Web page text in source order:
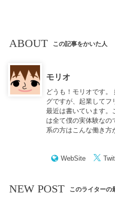
ABOUT この記事をかいた人
モリオ
どうも！モリオです。
グですが、起業してフ
最近は書いています。
は全て僕の実体験な
系の方はこんな働き方
WebSite
NEW POST このライターの